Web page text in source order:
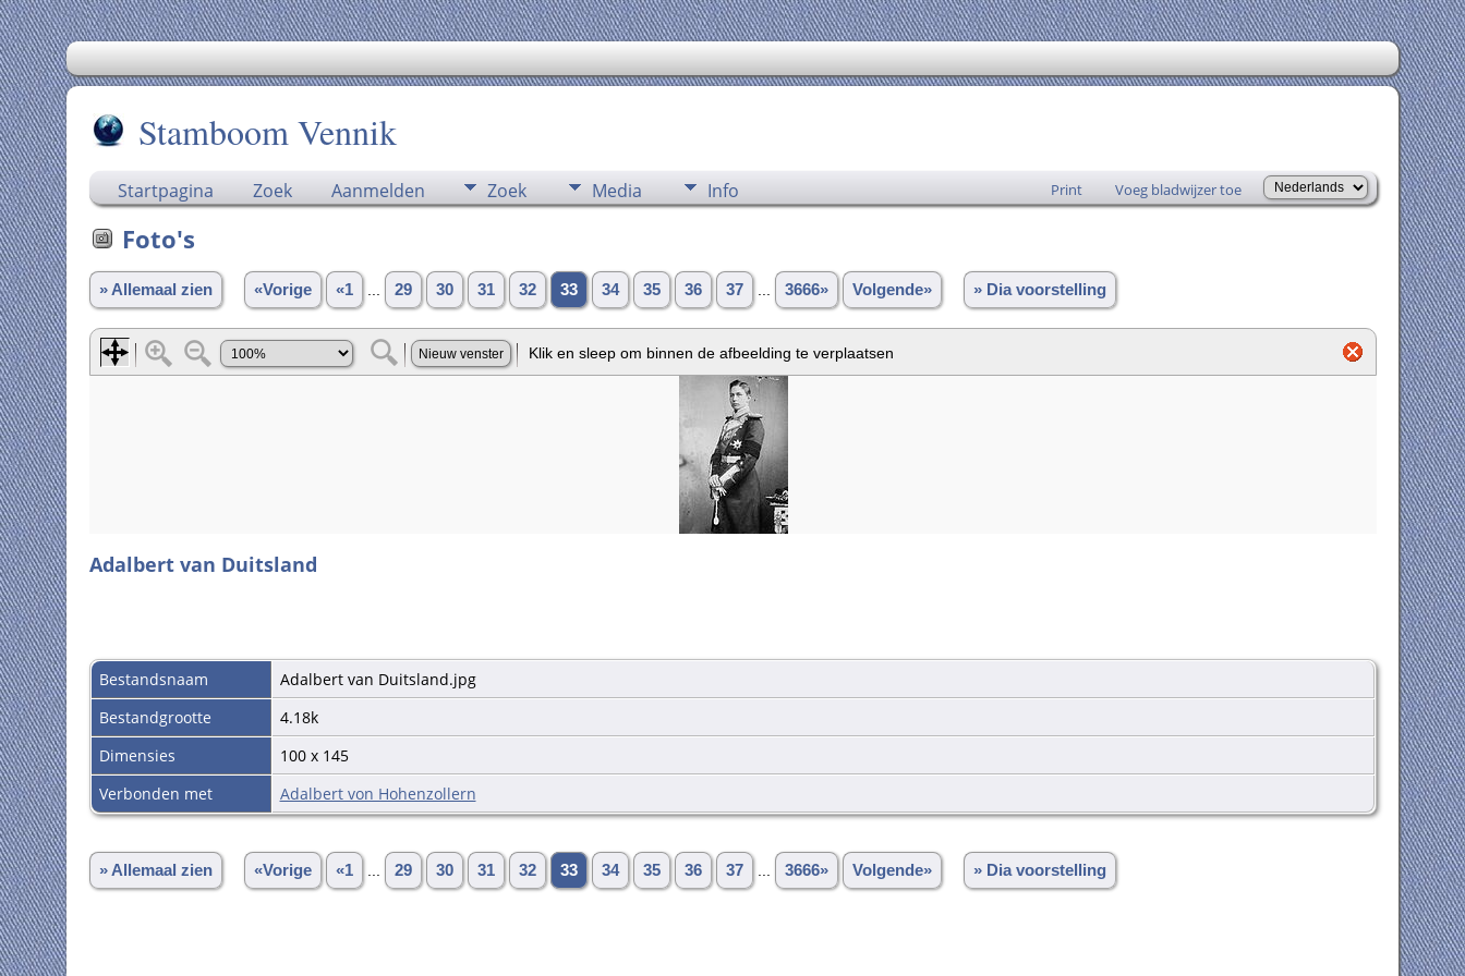
Stamboom Vennik
Startpagina Zoek Aanmelden Zoek Media Info Print Voeg bladwijzer toe
Foto's
» Allemaal zien «Vorige «1 29 30 31 32 33 34 35 36 37 3666» Volgende» » Dia voorstelling
Adalbert van Duitsland
Bestandsnaam
Adalbert van Duitsland.jpg
Bestandgrootte
4.18k
Dimensies
100 x 145
Verbonden met
Adalbert von Hohenzollern
» Allemaal zien «Vorige «1 29 30 31 32 33 34 35 36 37 3666» Volgende» » Dia voorstelling